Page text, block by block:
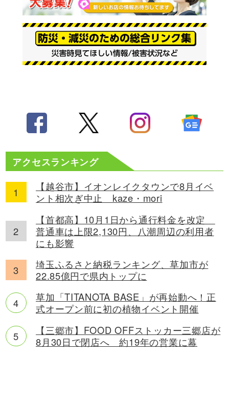
アクセスランキング
【越谷市】イオンレイクタウンで8月イベ
ント相次ぎ中止 kaze・mori
【首都高】10月1日から通行料金を改定
普通車は上限2,130円、八潮周辺の利用者
にも影響
埼玉ふるさと納税ランキング、草加市が
22.85億円で県内トップに
草加「TITANOTA BASE」が再始動へ！正
式オープン前に初の植物イベント開催
【三郷市】FOOD OFFストッカー三郷店が
8月30日で閉店へ 約19年の営業に幕